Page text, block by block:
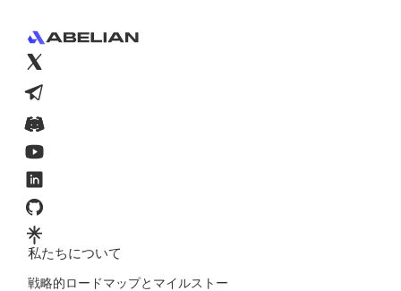
私たちについて
戦略的ロードマップとマイルストー